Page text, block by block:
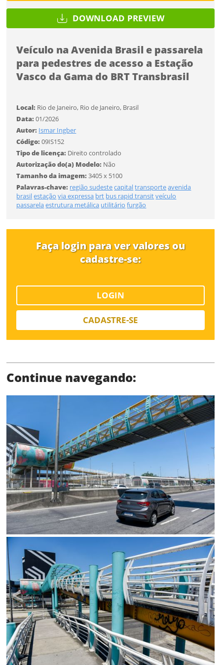
DOWNLOAD PREVIEW
Veículo na Avenida Brasil e passarela
para pedestres de acesso a Estação
Vasco da Gama do BRT Transbrasil
Local: Rio de Janeiro, Rio de Janeiro, Brasil
Data:01/2026
Autor: Ismar Ingber
Código:09IS152
Tipo de licença: Direito controlado
Autorização do(a) Modelo: Não
Tamanho da imagem:3405 x 5100
Palavras-chave: região sudestecapitaltransporteavenida
brasilestação via expressa brt bus rapid transitveículo
passarelaestrutura metálica utilitário furgão
Faça login para ver valores ou
cadastre-se:
LOGIN
CADASTRE-SE
Continue navegando:
FINALIZAR
Desejo receber novidades sobre a Pulsar Imagens
Li e concordo com os Termos de Uso do site
ENTRAR
Tipo de download
Status
SALVAR